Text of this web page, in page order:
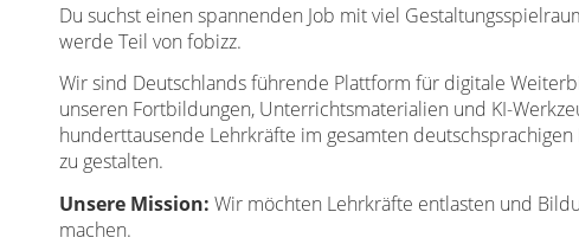
Du suchst einen spannenden Job mit viel
werde Teil von fobizz.
Wir sind Deutschlands führende Plattform für digitale
unseren Fortbildungen, Unterrichtsmaterialien und KI-
hunderttausende Lehrkräfte im gesamten
zu gestalten.
Unsere Mission: Wir möchten Lehrkräfte entlasten und
machen.